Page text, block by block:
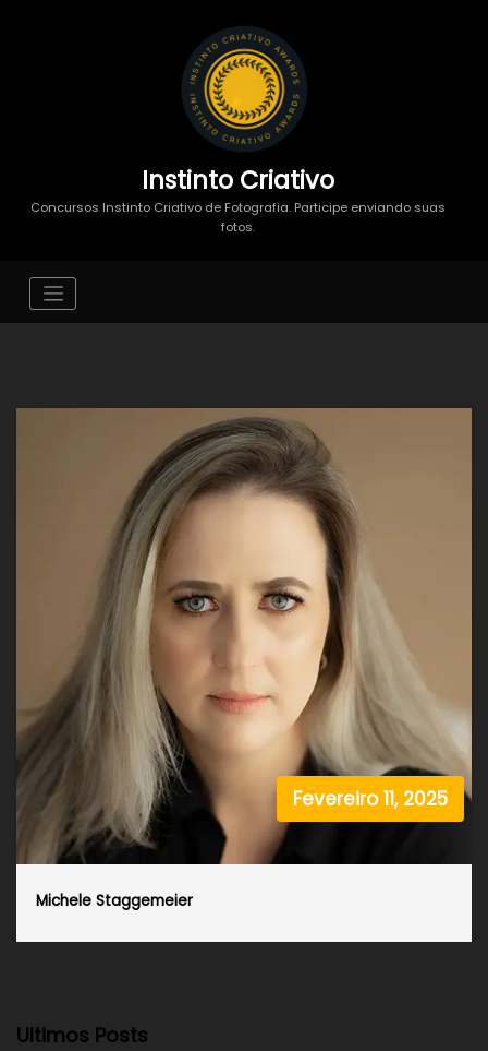
Instinto Criativo
Concursos Instinto Criativo de Fotografia. Participe enviando suas
fotos.
Fevereiro 11, 2025
Michele Staggemeier
Ultimos Posts